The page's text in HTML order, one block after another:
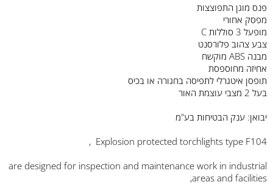
פנס מוגן התפוצצות
מפסק אחורי
מופעל 3 סוללות C
צבע צהוב פלורסנט
מבנה ABS מוקשח
אחיזה מחוספסת
תופסן איטגרלי לתפיסה בחגורה או בכיס
בעל 2 מצבי עוצמת האור
יבואן: ענק הבטיחות בע"מ
Explosion protected torchlights type F104 ,
are designed for inspection and maintenance work in industrial
areas and facilities,